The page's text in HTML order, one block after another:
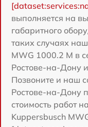
выполняется на
габаритного
таких случаях
MWG 1000.2 M в
Ростове-на-Дону
Позвоните и наш
Ростове-на-Дону
стоимость работ
Kuppersbusch